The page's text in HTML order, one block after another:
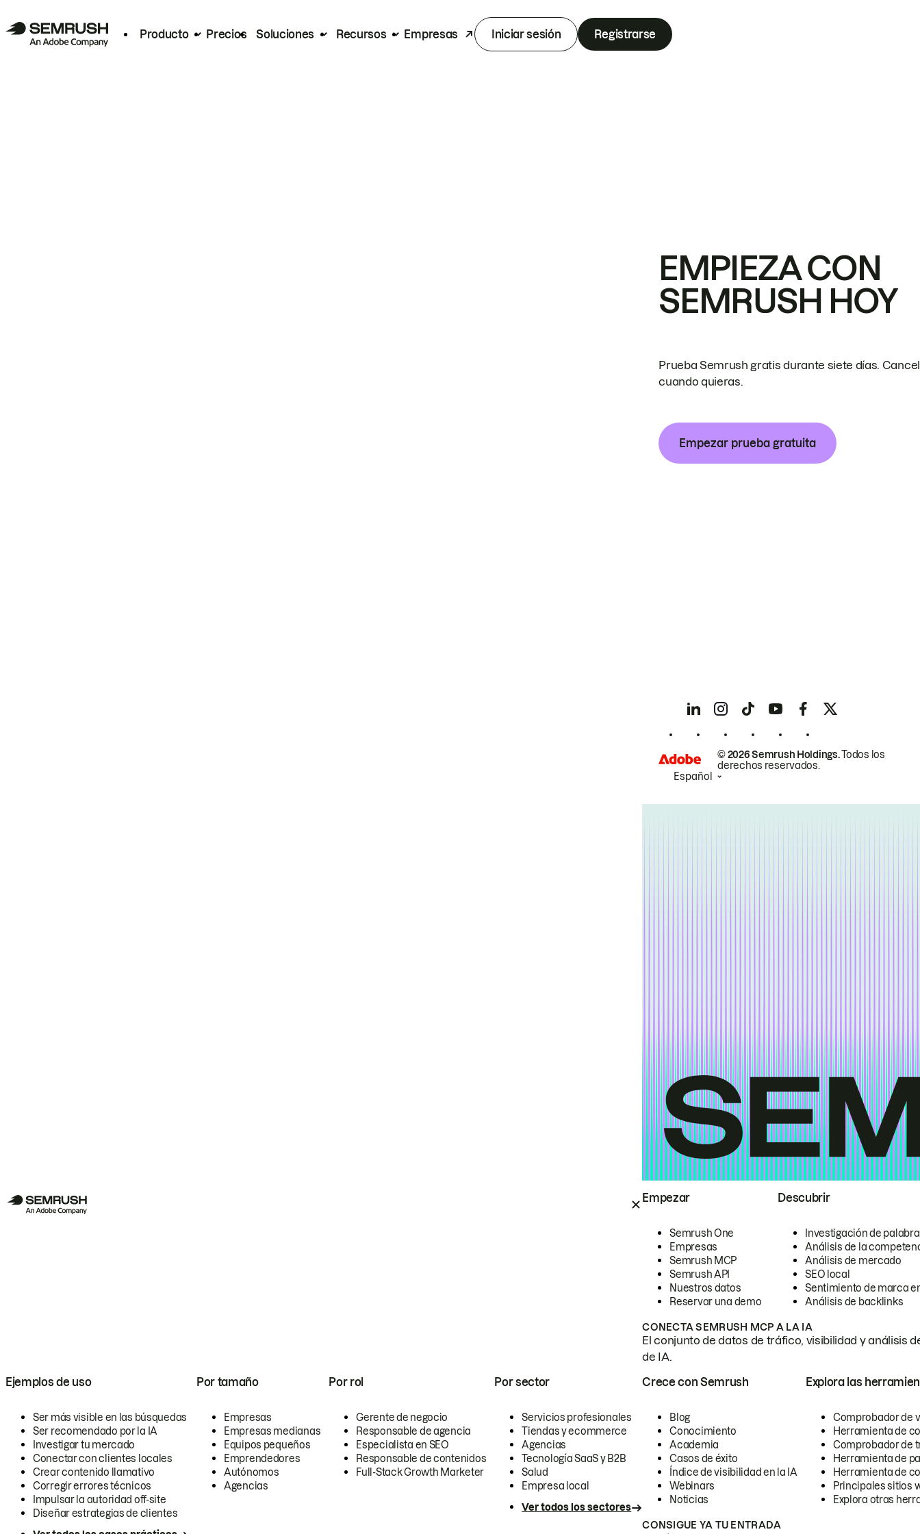
Producto Precios Soluciones Recursos Empresas Iniciar sesión Registrarse
Empezar
Semrush One
Empresas
Semrush MCP
Semrush API
Nuestros datos
Reservar una demo
Descubrir
Investigación de
Análisis de la
Análisis de mercado
SEO local
Sentimiento de marca
Análisis de backlinks
CONECTA SEMRUSH MCP A LA IA
El conjunto de datos de tráfico, visibilidad y análisis
de IA.
Ejemplos de uso
Ser más visible en las búsquedas
Ser recomendado por la IA
Investigar tu mercado
Conectar con clientes locales
Crear contenido llamativo
Corregir errores técnicos
Impulsar la autoridad off-site
Diseñar estrategias de clientes
Por tamaño
Empresas
Empresas medianas
Equipos pequeños
Emprendedores
Autónomos
Agencias
Por rol
Gerente de negocio
Responsable de agencia
Especialista en SEO
Responsable de contenidos
Full-Stack Growth Marketer
Por sector
Servicios profesionales
Tiendas y ecommerce
Agencias
Tecnología SaaS y B2B
Salud
Empresa local
Ver todos los sectores
Crece con Semrush
Blog
Conocimiento
Academia
Casos de éxito
Índice de visibilidad en la IA
Webinars
Noticias
Explora las
Comprobador de
Herramienta de
Comprobador de
Herramienta de
Herramienta de
Principales sitios
Explora otras
CONSIGUE YA TU ENTRADA
EMPIEZA CON
SEMRUSH HOY
Prueba Semrush gratis durante siete días.
cuando quieras.
Empezar prueba gratuita
© 2026 Semrush Holdings.Todos los
derechos reservados.
Español